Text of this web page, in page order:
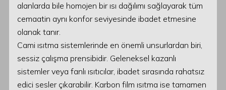
alanlarda bile homojen bir ısı dağılımı sağlayarak tüm
cemaatin aynı konfor seviyesinde ibadet etmesine
olanak tanır.
Cami ısıtma sistemlerinde en önemli unsurlardan biri,
sessiz çalışma prensibidir. Geleneksel kazanlı
sistemler veya fanlı ısıtıcılar, ibadet sırasında rahatsız
edici sesler çıkarabilir. Karbon film ısıtma ise tamamen